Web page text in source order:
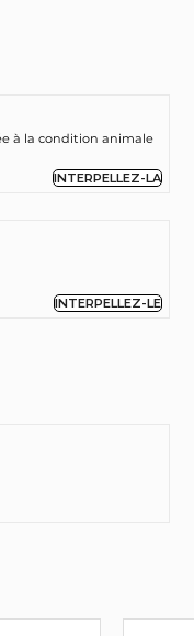
à la condition animale
INTERPELLEZ-LA
INTERPELLEZ-LE